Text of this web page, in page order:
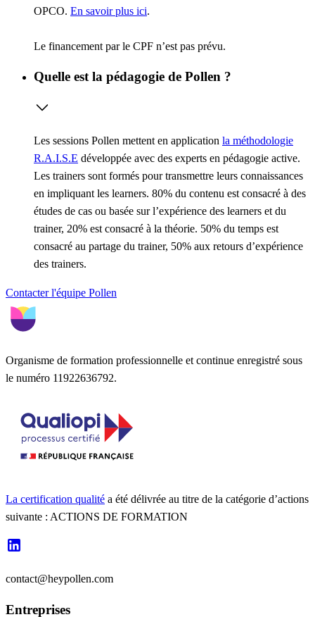
OPCO. En savoir plus ici.
Le financement par le CPF n’est pas prévu.
Quelle est la pédagogie de Pollen ?
Les sessions Pollen mettent en application la méthodologie
R.A.I.S.E développée avec des experts en pédagogie active.
Les trainers sont formés pour transmettre leurs connaissances
en impliquant les learners. 80% du contenu est consacré à des
études de cas ou basée sur l’expérience des learners et du
trainer, 20% est consacré à la théorie. 50% du temps est
consacré au partage du trainer, 50% aux retours d’expérience
des trainers.
Contacter l'équipe Pollen
Organisme de formation professionnelle et continue enregistré sous
le numéro 11922636792.
La certification qualité a été délivrée au titre de la catégorie d’actions
suivante : ACTIONS DE FORMATION
contact@heypollen.com
Entreprises